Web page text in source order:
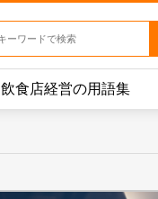
飲食店経営の用語集